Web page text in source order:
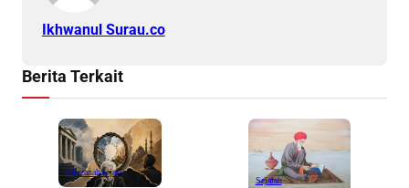
Ikhwanul Surau.co
Berita Terkait
KhazanahSejarah
Sejarah